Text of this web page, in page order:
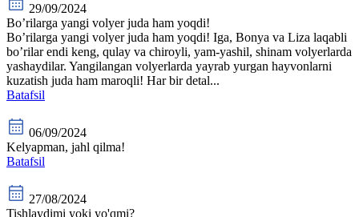
29/09/2024
Bo’rilarga yangi volyer juda ham yoqdi!
Bo’rilarga yangi volyer juda ham yoqdi! Iga, Bonya va Liza laqabli
bo’rilar endi keng, qulay va chiroyli, yam-yashil, shinam volyerlarda
yashaydilar. Yangilangan volyerlarda yayrab yurgan hayvonlarni
kuzatish juda ham maroqli! Har bir detal...
Batafsil
06/09/2024
Kelyapman, jahl qilma!
Batafsil
27/08/2024
Tishlaydimi yoki yo'qmi?